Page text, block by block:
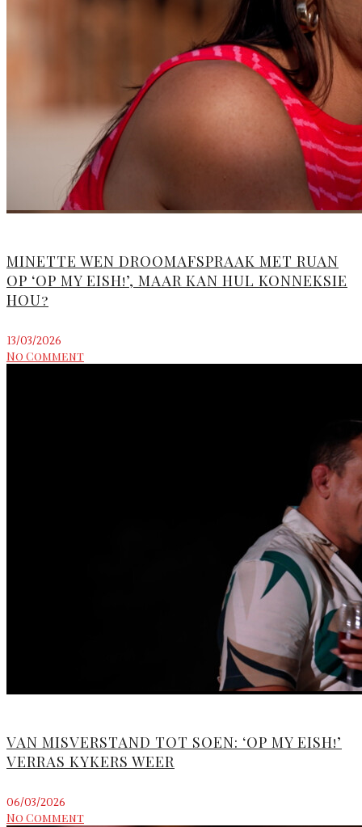
MINETTE WEN DROOMAFSPRAAK MET RUAN
OP ‘OP MY EISH!’, MAAR KAN HUL KONNEKSIE
HOU?
13/03/2026
No Comment
VAN MISVERSTAND TOT SOEN: ‘OP MY EISH!’
VERRAS KYKERS WEER
06/03/2026
No Comment